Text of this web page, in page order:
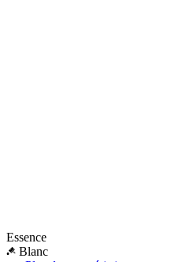
Essence
Blanc